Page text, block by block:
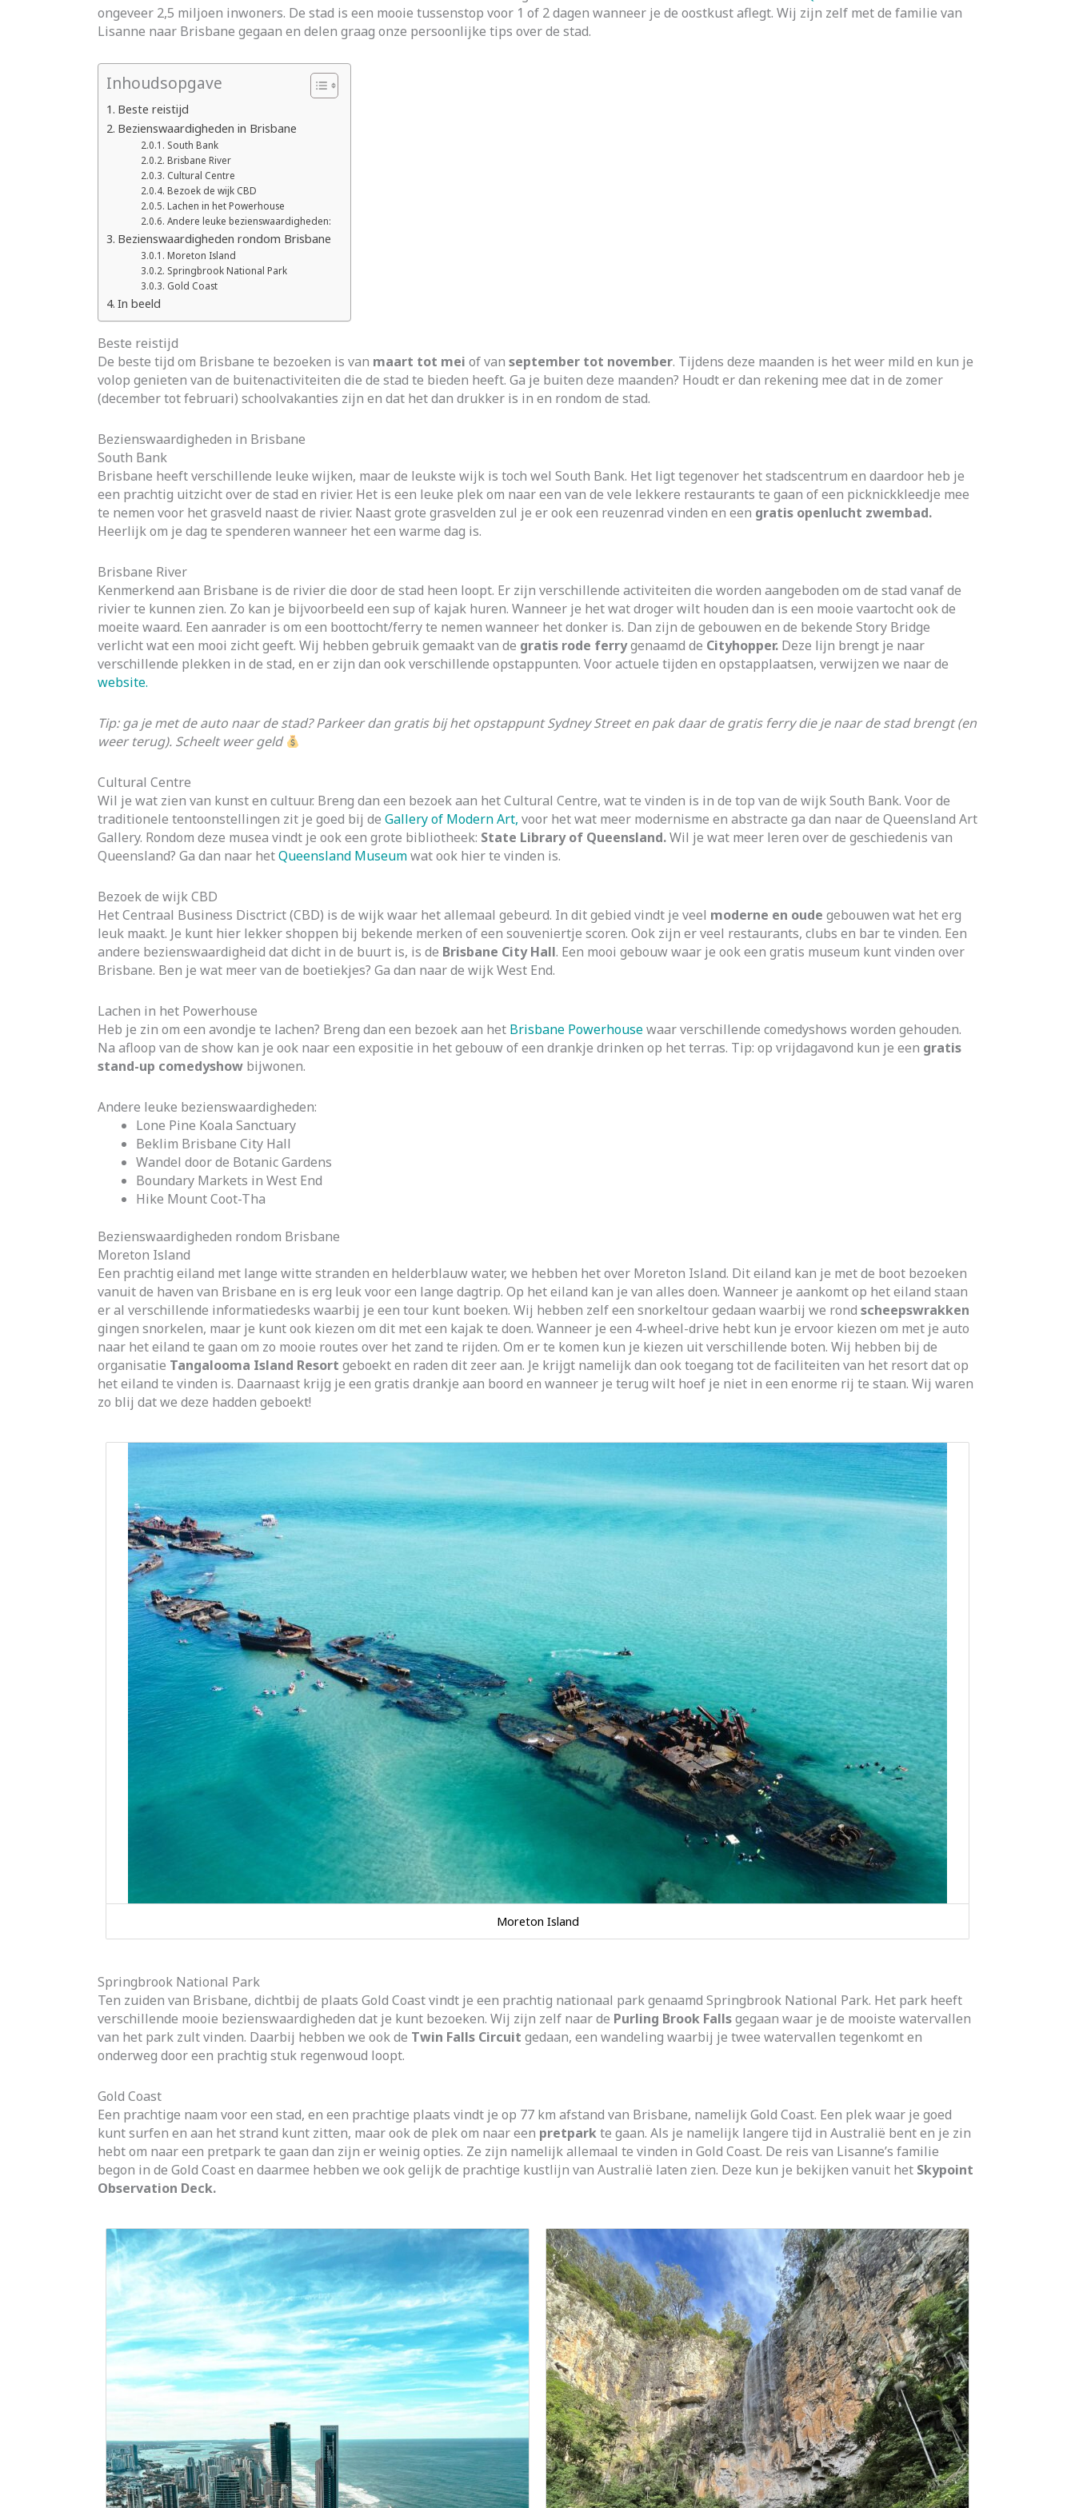
ongeveer 2,5 miljoen inwoners. De stad is een mooie tussenstop voor 1 of 2 dagen wanneer je de oostkust aflegt. Wij zijn zelf met de familie van
Lisanne naar Brisbane gegaan en delen graag onze persoonlijke tips over de stad.
Inhoudsopgave
Beste reistijd
Bezienswaardigheden in Brisbane
South Bank
Brisbane River
Cultural Centre
Bezoek de wijk CBD
Lachen in het Powerhouse
Andere leuke bezienswaardigheden:
Bezienswaardigheden rondom Brisbane
Moreton Island
Springbrook National Park
Gold Coast
In beeld
Beste reistijd
De beste tijd om Brisbane te bezoeken is van maart tot mei of van september tot november. Tijdens deze maanden is het weer mild en kun je
volop genieten van de buitenactiviteiten die de stad te bieden heeft. Ga je buiten deze maanden? Houdt er dan rekening mee dat in de zomer
(december tot februari) schoolvakanties zijn en dat het dan drukker is in en rondom de stad.
Bezienswaardigheden in Brisbane
South Bank
Brisbane heeft verschillende leuke wijken, maar de leukste wijk is toch wel South Bank. Het ligt tegenover het stadscentrum en daardoor heb je
een prachtig uitzicht over de stad en rivier. Het is een leuke plek om naar een van de vele lekkere restaurants te gaan of een picknickkleedje mee
te nemen voor het grasveld naast de rivier. Naast grote grasvelden zul je er ook een reuzenrad vinden en een gratis openlucht zwembad.
Heerlijk om je dag te spenderen wanneer het een warme dag is.
Brisbane River
Kenmerkend aan Brisbane is de rivier die door de stad heen loopt. Er zijn verschillende activiteiten die worden aangeboden om de stad vanaf de
rivier te kunnen zien. Zo kan je bijvoorbeeld een sup of kajak huren. Wanneer je het wat droger wilt houden dan is een mooie vaartocht ook de
moeite waard. Een aanrader is om een boottocht/ferry te nemen wanneer het donker is. Dan zijn de gebouwen en de bekende Story Bridge
verlicht wat een mooi zicht geeft. Wij hebben gebruik gemaakt van de gratis rode ferrygenaamd de Cityhopper. Deze lijn brengt je naar
verschillende plekken in de stad, en er zijn dan ook verschillende opstappunten. Voor actuele tijden en opstapplaatsen, verwijzen we naar de
website.
Tip: ga je met de auto naar de stad? Parkeer dan gratis bij het opstappunt Sydney Street en pak daar de gratis ferry die je naar de stad brengt (en
weer terug). Scheelt weer geld
Cultural Centre
Wil je wat zien van kunst en cultuur. Breng dan een bezoek aan het Cultural Centre, wat te vinden is in de top van de wijk South Bank. Voor de
traditionele tentoonstellingen zit je goed bij de Gallery of Modern Art, voor het wat meer modernisme en abstracte ga dan naar de Queensland Art
Gallery. Rondom deze musea vindt je ook een grote bibliotheek: State Library of Queensland.Wil je wat meer leren over de geschiedenis van
Queensland? Ga dan naar hetQueensland Museumwat ook hier te vinden is.
Bezoek de wijk CBD
Het Centraal Business Disctrict (CBD) is de wijk waar het allemaal gebeurd. In dit gebied vindt je veel moderne en oude gebouwen wat het erg
leuk maakt. Je kunt hier lekker shoppen bij bekende merken of een souveniertje scoren. Ook zijn er veel restaurants, clubs en bar te vinden. Een
andere bezienswaardigheid dat dicht in de buurt is, is de Brisbane City Hall. Een mooi gebouw waar je ook een gratis museum kunt vinden over
Brisbane. Ben je wat meer van de boetiekjes? Ga dan naar de wijk West End.
Lachen in het Powerhouse
Heb je zin om een avondje te lachen? Breng dan een bezoek aan het Brisbane Powerhousewaar verschillende comedyshows worden gehouden.
Na afloop van de show kan je ook naar een expositie in het gebouw of een drankje drinken op het terras. Tip: op vrijdagavond kun je een gratis
stand-up comedyshow bijwonen.
Andere leuke bezienswaardigheden:
Lone Pine Koala Sanctuary
Beklim Brisbane City Hall
Wandel door de Botanic Gardens
Boundary Markets in West End
Hike Mount Coot-Tha
Bezienswaardigheden rondom Brisbane
Moreton Island
Een prachtig eiland met lange witte stranden en helderblauw water, we hebben het over Moreton Island. Dit eiland kan je met de boot bezoeken
vanuit de haven van Brisbane en is erg leuk voor een lange dagtrip. Op het eiland kan je van alles doen. Wanneer je aankomt op het eiland staan
er al verschillende informatiedesks waarbij je een tour kunt boeken. Wij hebben zelf een snorkeltour gedaan waarbij we rond scheepswrakken
gingen snorkelen, maar je kunt ook kiezen om dit met een kajak te doen. Wanneer je een 4-wheel-drive hebt kun je ervoor kiezen om met je auto
naar het eiland te gaan om zo mooie routes over het zand te rijden. Om er te komen kun je kiezen uit verschillende boten. Wij hebben bij de
organisatie Tangalooma Island Resort geboekt en raden dit zeer aan. Je krijgt namelijk dan ook toegang tot de faciliteiten van het resort dat op
het eiland te vinden is. Daarnaast krijg je een gratis drankje aan boord en wanneer je terug wilt hoef je niet in een enorme rij te staan. Wij waren
zo blij dat we deze hadden geboekt!
Moreton Island
Springbrook National Park
Ten zuiden van Brisbane, dichtbij de plaats Gold Coast vindt je een prachtig nationaal park genaamd Springbrook National Park. Het park heeft
verschillende mooie bezienswaardigheden dat je kunt bezoeken. Wij zijn zelf naar de Purling Brook Fallsgegaan waar je de mooiste watervallen
van het park zult vinden. Daarbij hebben we ook de Twin Falls Circuit gedaan, een wandeling waarbij je twee watervallen tegenkomt en
onderweg door een prachtig stuk regenwoud loopt.
Gold Coast
Een prachtige naam voor een stad, en een prachtige plaats vindt je op 77 km afstand van Brisbane, namelijk Gold Coast. Een plek waar je goed
kunt surfen en aan het strand kunt zitten, maar ook de plek om naar een pretparkte gaan. Als je namelijk langere tijd in Australië bent en je zin
hebt om naar een pretpark te gaan dan zijn er weinig opties. Ze zijn namelijk allemaal te vinden in Gold Coast. De reis van Lisanne’s familie
begon in de Gold Coast en daarmee hebben we ook gelijk de prachtige kustlijn van Australië laten zien. Deze kun je bekijken vanuit het Skypoint
Observation Deck.